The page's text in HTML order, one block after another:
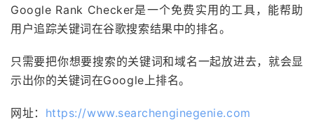
Google Rank Checker是一个免费实用的工具，能帮助
用户追踪关键词在谷歌搜索结果中的排名。
只需要把你想要搜索的关键词和域名一起放进去，就会显
示出你的关键词在Google上排名。
网址： https://www.searchenginegenie.com